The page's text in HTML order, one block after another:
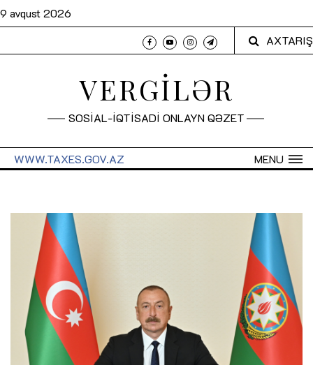
9 avqust 2026
AXTARIŞ
VERGİLƏR
SOSİAL-İQTİSADİ ONLAYN QƏZET
MENU
WWW.TAXES.GOV.AZ